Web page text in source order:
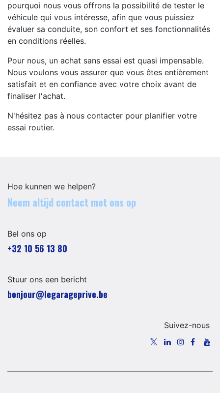
pourquoi nous vous offrons la possibilité de tester le
véhicule qui vous intéresse, afin que vous puissiez
évaluer sa conduite, son confort et ses fonctionnalités
en conditions réelles.
Pour nous, un achat sans essai est quasi impensable.
Nous voulons vous assurer que vous êtes entièrement
satisfait et en confiance avec votre choix avant de
finaliser l'achat.
N'hésitez pas à nous contacter pour planifier votre
essai routier.
Hoe kunnen we helpen?
Neem altijd contact met ons op
Bel ons op
+32 10 56 13 80
Stuur ons een bericht
​​​​​​​​​​​bo​n​jour​@​lega​ra​geprive.​b​e​​​
Suivez-nous